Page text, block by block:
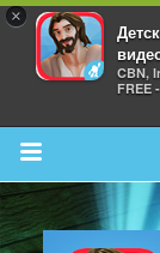
×
CBN,
FREE